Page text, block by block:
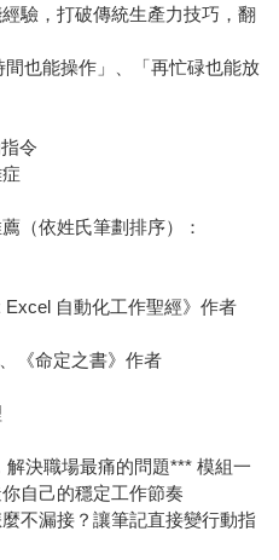
驗，打破傳統生產力技巧，翻
也能操作」、「再忙碌也能放
令
（依姓氏筆劃排序）：
自動化工作聖經》作者
《命定之書》作者
決職場最痛的問題*** 模組一
自己的穩定工作節奏
不漏接？讓筆記直接變行動指